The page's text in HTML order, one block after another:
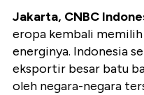
Jakarta, CNBC
eropa kembali
energinya. Indonesia
eksportir besar batu
oleh negara-negara